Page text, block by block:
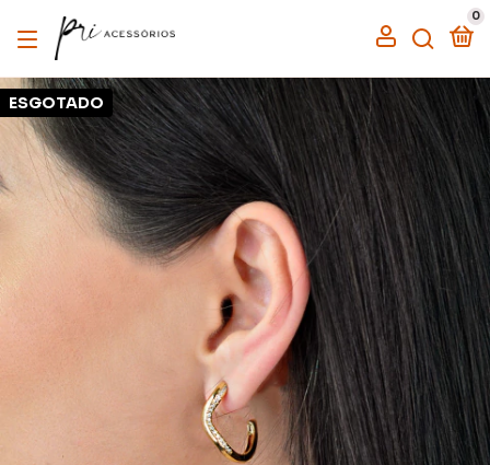
0
ESGOTADO